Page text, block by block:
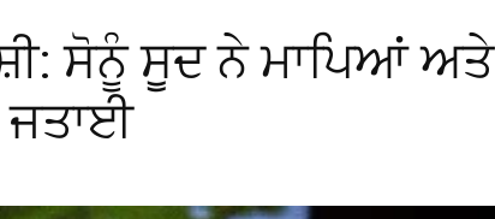
ਸੋਨੂੰ ਸੂਦ ਨੇ ਮਾਪਿਆਂ ਅਤੇ
ਜਤਾਈ